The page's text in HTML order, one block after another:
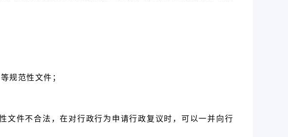
规范性文件；
文件不合法，在对行政行为申请行政复议时，可以一并向行